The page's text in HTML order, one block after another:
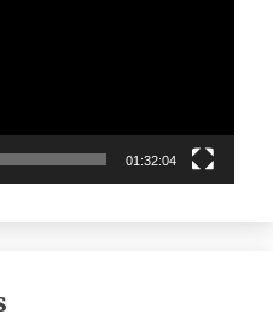
01:32:04